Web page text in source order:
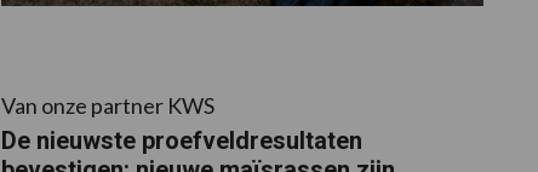
Van onze partner KWS
De nieuwste proefveldresultaten